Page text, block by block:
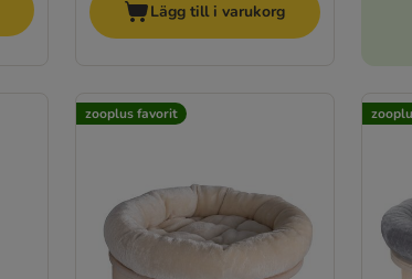
Lägg till i varukorg
zooplus favorit